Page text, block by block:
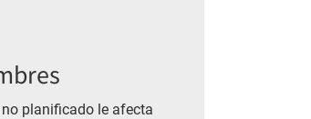
planificado le afecta